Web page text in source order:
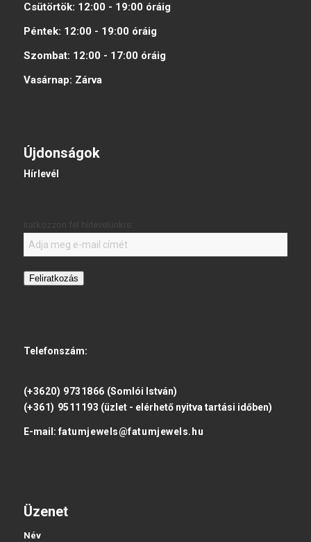
Csütörtök: 12:00 - 19:00 óráig
Péntek: 12:00 - 19:00 óráig
Szombat: 12:00 - 17:00 óráig
Vasárnap: Zárva
Újdonságok
Hírlevél
Feliratkozás
Telefonszám:
(+3620) 9731866 (Somlói István)
(+361) 9511193 (üzlet - elérhető nyitva tartási időben)
E-mail: fatumjewels@fatumjewels.hu
Üzenet
Név